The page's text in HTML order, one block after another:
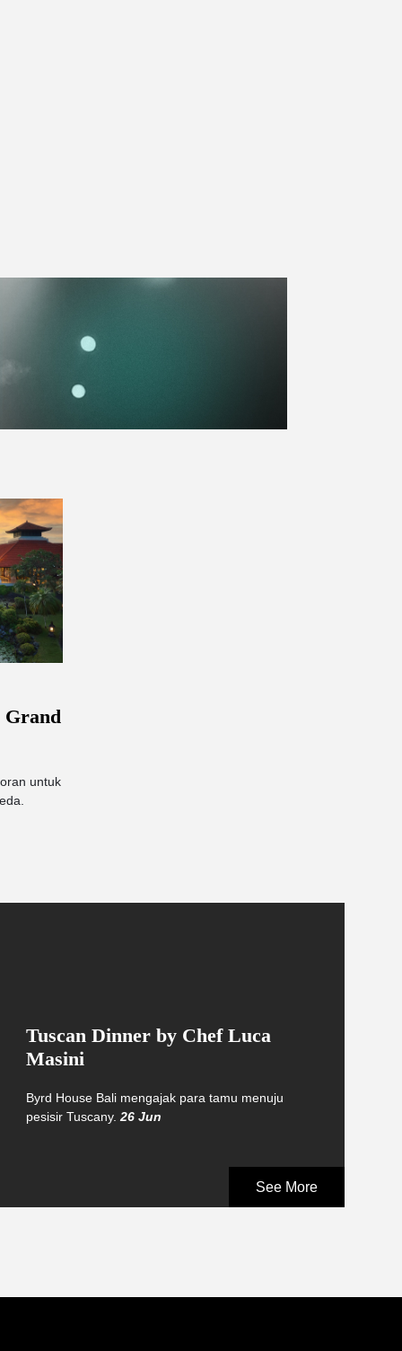
Grand
untuk
Tuscan Dinner by Chef Luca
Masini
Byrd House Bali mengajak para tamu menuju
pesisir Tuscany. 26 Jun
See More